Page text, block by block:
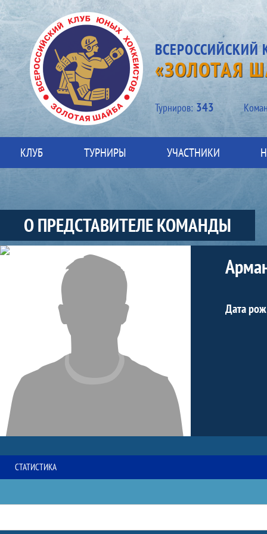
«ЗОЛОТАЯ
Турниров: 343
КЛУБ ТУРНИРЫ УЧАСТНИКИ
О ПРЕДСТАВИТЕЛЕ КОМАНДЫ
Участники-представитель-команды
Дата
СТАТИСТИКА